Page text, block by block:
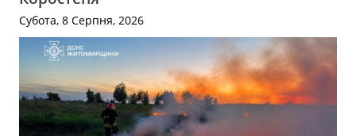
Субота, 8 Серпня, 2026